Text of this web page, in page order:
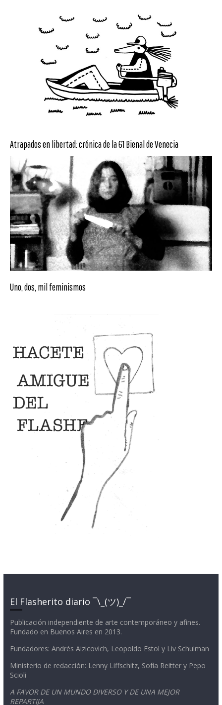
Atrapados en libertad: crónica de la 61 Bienal de Venecia
Uno, dos, mil feminismos
El Flasherito diario ¯\_(ツ)_/¯
Publicación independiente de arte contemporáneo y afines.
Fundado en Buenos Aires en 2013.
Fundadores: Andrés Aizicovich, Leopoldo Estol y Liv Schulman
Ministerio de redacción: Lenny Liffschitz, Sofía Reitter y Pepo
Scioli
A FAVOR DE UN MUNDO DIVERSO Y DE UNA MEJOR
REPARTIJA